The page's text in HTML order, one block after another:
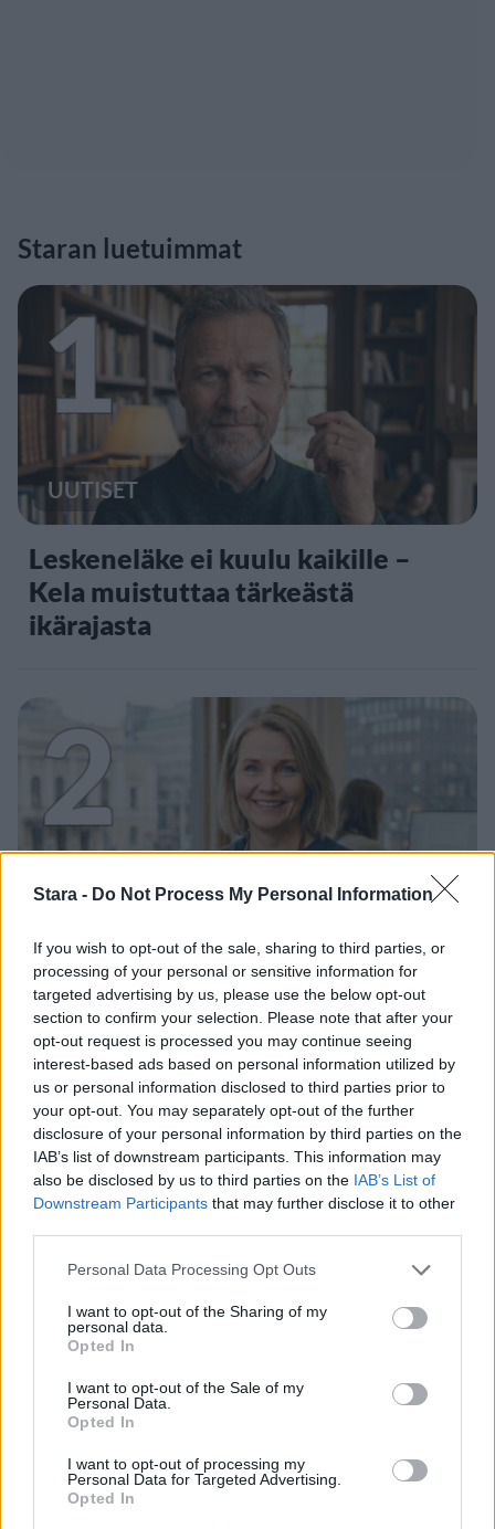
Stara - Do Not Process My Personal Information
If you wish to opt-out of the sale, sharing to third parties, or
processing of your personal or sensitive information for
targeted advertising by us, please use the below opt-out
section to confirm your selection. Please note that after your
opt-out request is processed you may continue seeing
interest-based ads based on personal information utilized by
us or personal information disclosed to third parties prior to
your opt-out. You may separately opt-out of the further
disclosure of your personal information by third parties on the
IAB’s list of downstream participants. This information may
also be disclosed by us to third parties on the IAB’s List of
Downstream Participants that may further disclose it to other
Personal Data Processing Opt Outs
I want to opt-out of the Sharing of my
personal data.
Opted In
I want to opt-out of the Sale of my
Personal Data.
Opted In
I want to opt-out of processing my
Personal Data for Targeted Advertising.
Opted In
Staran luetuimmat
1
UUTISET
Leskeneläke ei kuulu kaikille –
Kela muistuttaa tärkeästä
ikärajasta
2
UUTISET
Työnantaja ei hyväksynyt
etälääkärin
sairauslomatodistuksia – neljälle
ei maksettu sairausajan palkkaa
3
MATKAILU
Finnairin lennoista osan lentää
matkustajille tärkeä rajoitus